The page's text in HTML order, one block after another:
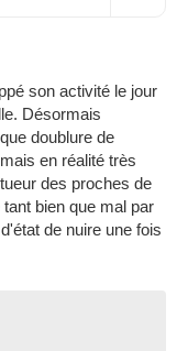
son activité le jour
Désormais
doublure de
en réalité très
des proches de
bien que mal par
de nuire une fois